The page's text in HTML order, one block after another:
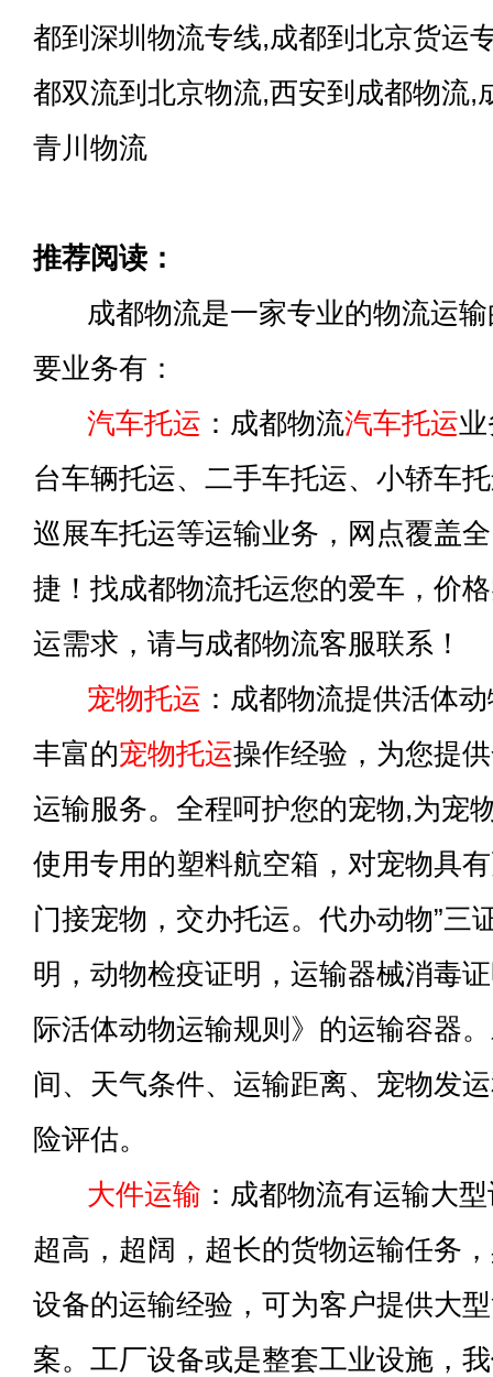
都到深圳物流专线,成都到北京货运
都双流到北京物流,西安到成都物流,
青川物流
推荐阅读：
成都物流是一家专业的物流运输
要业务有：
汽车托运 ：成都物流汽车托运
台车辆托运、二手车托运、小轿车
巡展车托运等运输业务，网点覆盖
捷！找成都物流托运您的爱车，价
运需求，请与成都物流客服联系！
宠物托运 ：成都物流提供活体
丰富的宠物托运操作经验，为您提
运输服务。全程呵护您的宠物,为宠
使用专用的塑料航空箱，对宠物具
门接宠物，交办托运。代办动物”三
明，动物检疫证明，运输器械消毒
际活体动物运输规则》的运输容器
间、天气条件、运输距离、宠物发
险评估。
大件运输 ：成都物流有运输大
超高，超阔，超长的货物运输任务
设备的运输经验，可为客户提供大
案。工厂设备或是整套工业设施，